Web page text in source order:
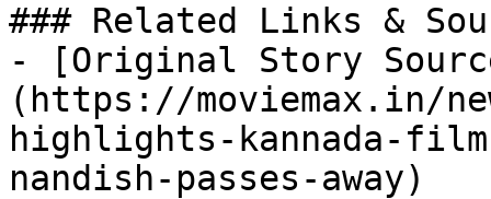
### Related Links &
- [Original Story
(https://moviemax.in/
highlights-kannada-
nandish-passes-away)